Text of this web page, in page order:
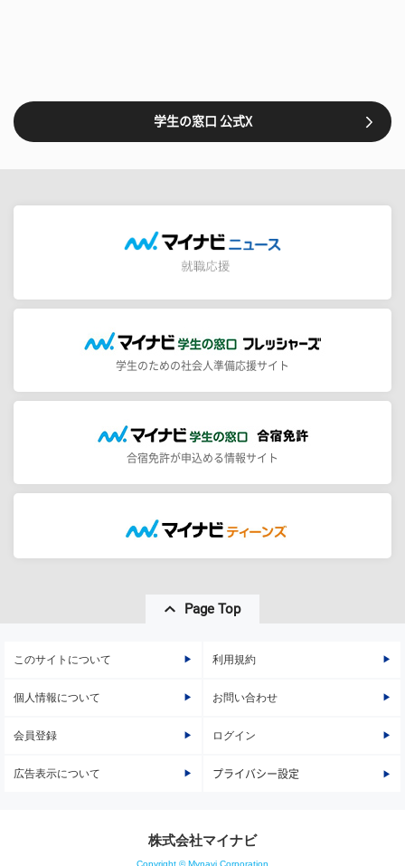
学生の窓口 公式X
学生のための社会人準備応援サイト
合宿免許が申込める情報サイト
Page Top
このサイトについて 利用規約
個人情報について お問い合わせ
会員登録 ログイン
広告表示について プライバシー設定
株式会社マイナビ
Copyright © Mynavi Corporation